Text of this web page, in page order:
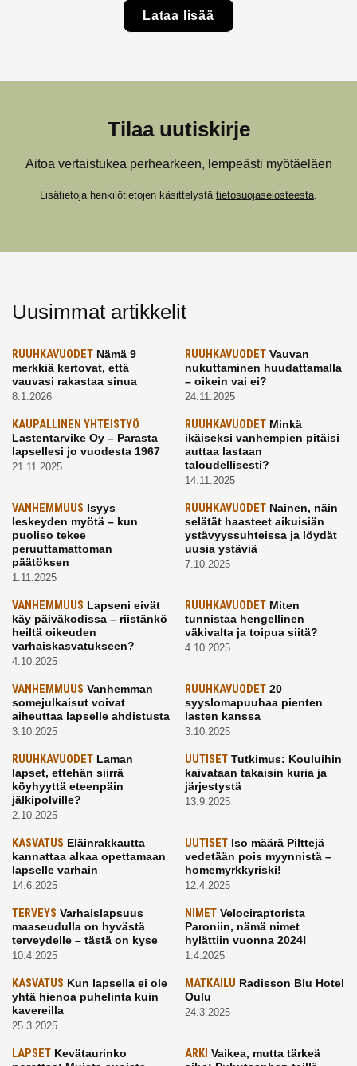
Lataa lisää
Tilaa uutiskirje
Aitoa vertaistukea perhearkeen, lempeästi myötäeläen
Lisätietoja henkilötietojen käsittelystä tietosuojaselosteesta
Uusimmat artikkelit
RUUHKAVUODET Nämä 9
merkkiä kertovat, että
vauvasi rakastaa sinua
8.1.2026
RUUHKAVUODETVauvan
nukuttaminen huudattamalla
– oikein vai ei?
24.11.2025
KAUPALLINEN YHTEISTYÖ
Lastentarvike Oy – Parasta
lapsellesi jo vuodesta 1967
21.11.2025
RUUHKAVUODETMinkä
ikäiseksi vanhempien pitäisi
auttaa lastaan
taloudellisesti?
14.11.2025
VANHEMMUUS Isyys
leskeyden myötä – kun
puoliso tekee
peruuttamattoman
päätöksen
1.11.2025
RUUHKAVUODETNainen, näin
selätät haasteet aikuisiän
ystävyyssuhteissa ja löydät
uusia ystäviä
7.10.2025
VANHEMMUUS Lapseni eivät
käy päiväkodissa – riistänkö
heiltä oikeuden
varhaiskasvatukseen?
4.10.2025
RUUHKAVUODETMiten
tunnistaa hengellinen
väkivalta ja toipua siitä?
4.10.2025
VANHEMMUUS Vanhemman
somejulkaisut voivat
aiheuttaa lapselle ahdistusta
3.10.2025
RUUHKAVUODET20
syyslomapuuhaa pienten
lasten kanssa
3.10.2025
RUUHKAVUODET Laman
lapset, ettehän siirrä
köyhyyttä eteenpäin
jälkipolville?
2.10.2025
UUTISETTutkimus: Kouluihin
kaivataan takaisin kuria ja
järjestystä
13.9.2025
KASVATUS Eläinrakkautta
kannattaa alkaa opettamaan
lapselle varhain
14.6.2025
UUTISETIso määrä Pilttejä
vedetään pois myynnistä –
homemyrkkyriski!
12.4.2025
TERVEYS Varhaislapsuus
maaseudulla on hyvästä
terveydelle – tästä on kyse
10.4.2025
NIMETVelociraptorista
Paroniin, nämä nimet
hylättiin vuonna 2024!
1.4.2025
KASVATUS Kun lapsella ei ole
yhtä hienoa puhelinta kuin
kavereilla
25.3.2025
MATKAILU Radisson Blu Hotel
Oulu
24.3.2025
LAPSET Kevätaurinko
ARKI Vaikea, mutta tärkeä